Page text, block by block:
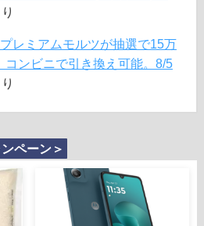
レミアムモルツが抽選で15万
コンビニで引き換え可能。8/5
ペーン＞